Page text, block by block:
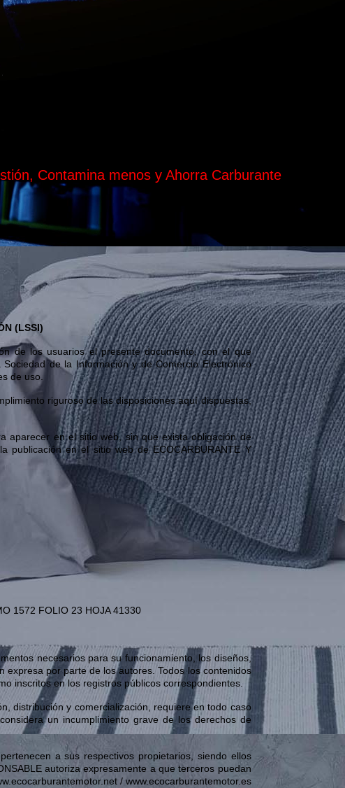
Contamina menos y Ahorra Carburante
(LSSI)
de los usuarios el presente documento, con el que
de la Información y de Comercio Electrónico
de uso.
riguroso de las disposiciones aquí dispuestas,
aparecer en el sitio web, sin que exista obligación de
publicación en el sitio web de ECOCARBURANTE Y
1572 FOLIO 23 HOJA 41330
necesarios para su funcionamiento, los diseños,
expresa por parte de los autores. Todos los contenidos
inscritos en los registros públicos correspondientes.
distribución y comercialización, requiere en todo caso
un incumplimiento grave de los derechos de
a sus respectivos propietarios, siendo ellos
autoriza expresamente a que terceros puedan
/ www.ecocarburantemotor.es